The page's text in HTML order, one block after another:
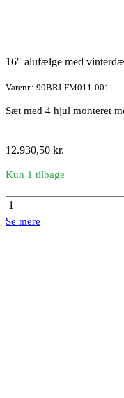
16″ alufælge med
Varenr.: 99BRI-FM011-001
Sæt med 4 hjul monteret
12.930,50 kr.
Kun 1 tilbage
16"
alufælge
med
Se mere